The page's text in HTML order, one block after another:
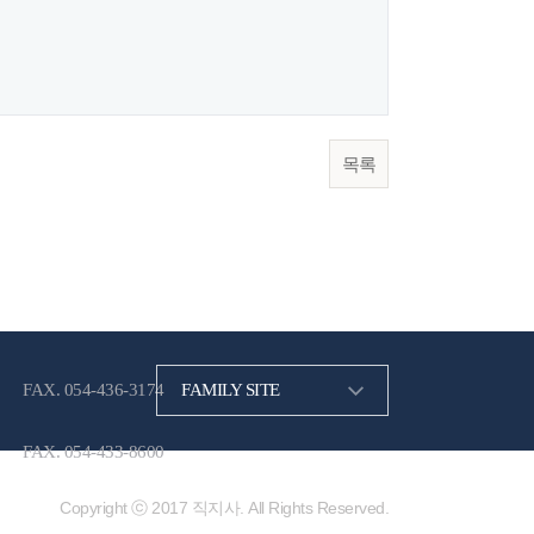
목록
FAX. 054-436-3174
FAX. 054-433-8600
FAMILY SITE
Copyright ⓒ 2017 직지사. All Rights Reserved.